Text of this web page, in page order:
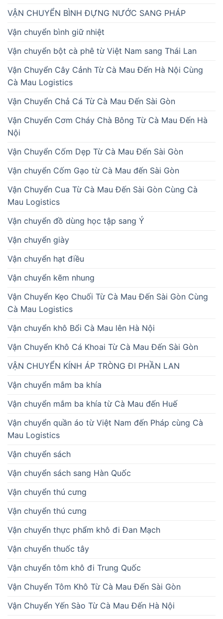
VẬN CHUYỂN BÌNH ĐỰNG NƯỚC SANG PHÁP
Vận chuyển bình giữ nhiệt
Vận chuyển bột cà phê từ Việt Nam sang Thái Lan
Vận Chuyển Cây Cảnh Từ Cà Mau Đến Hà Nội Cùng
Cà Mau Logistics
Vận Chuyển Chả Cá Từ Cà Mau Đến Sài Gòn
Vận Chuyển Cơm Cháy Chà Bông Từ Cà Mau Đến Hà
Nội
Vận Chuyển Cốm Dẹp Từ Cà Mau Đến Sài Gòn
Vận chuyển Cốm Gạo từ Cà Mau đến Sài Gòn
Vận Chuyển Cua Từ Cà Mau Đến Sài Gòn Cùng Cà
Mau Logistics
Vận chuyển đồ dùng học tập sang Ý
Vận chuyển giày
Vận chuyển hạt điều
Vận chuyển kẽm nhung
Vận Chuyển Kẹo Chuối Từ Cà Mau Đến Sài Gòn Cùng
Cà Mau Logistics
Vận chuyển khô Bổi Cà Mau lên Hà Nội
Vận Chuyển Khô Cá Khoai Từ Cà Mau Đến Sài Gòn
VẬN CHUYỂN KÍNH ÁP TRÒNG ĐI PHẦN LAN
Vận chuyển mắm ba khía
Vận chuyển mắm ba khía từ Cà Mau đến Huế
Vận chuyển quần áo từ Việt Nam đến Pháp cùng Cà
Mau Logistics
Vận chuyển sách
Vận chuyển sách sang Hàn Quốc
Vận chuyển thú cưng
Vận chuyển thú cưng
Vận chuyển thực phẩm khô đi Đan Mạch
Vận chuyển thuốc tây
Vận chuyển tôm khô đi Trung Quốc
Vận Chuyển Tôm Khô Từ Cà Mau Đến Sài Gòn
Vận Chuyển Yến Sào Từ Cà Mau Đến Hà Nội